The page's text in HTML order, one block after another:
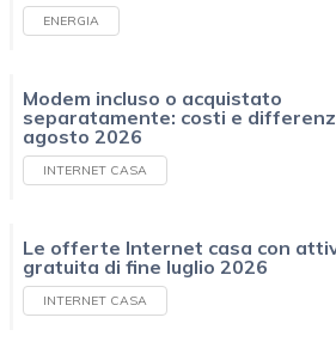
ENERGIA
Modem incluso o acquistato
separatamente: costi e
agosto 2026
INTERNET CASA
Le offerte Internet casa con
gratuita di fine luglio 2026
INTERNET CASA